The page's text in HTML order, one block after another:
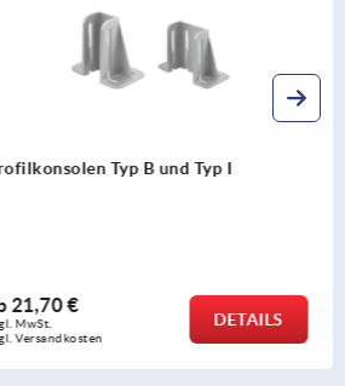
B und Typ I
ab
zzgl.